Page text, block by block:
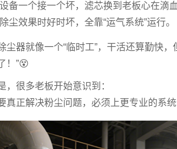
设备一个接一个坏，滤芯换到老板心在滴血
除尘效果时好时坏，全靠“运气系统”运行。
尘器就像一个“临时工”，干活还算勤快
！”😵
，很多老板开始意识到：
真正解决粉尘问题，必须上更专业的系统